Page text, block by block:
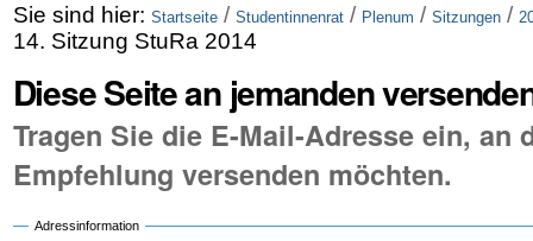
Sie sind hier: Startseite / Studentinnenrat / Plenum / Sitzungen /
14. Sitzung StuRa 2014
Diese Seite an jemanden
Tragen Sie die E-Mail-Adresse ein, an
Empfehlung versenden möchten.
Adressinformation